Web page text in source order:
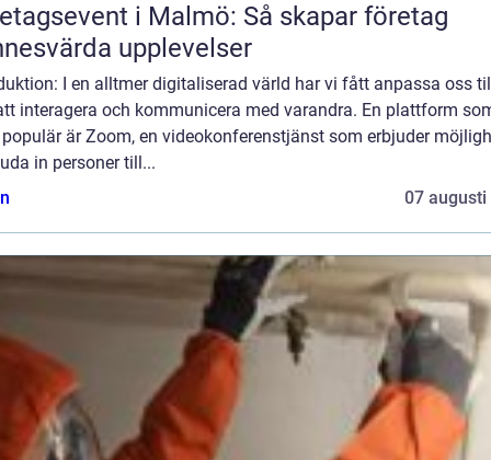
i Malmö: Så skapar företag
upplevelser
I en alltmer digitaliserad värld har vi fått anpassa oss
interagera och kommunicera med varandra. En plattform
är Zoom, en videokonferenstjänst som erbjuder
in personer till...
07 augusti